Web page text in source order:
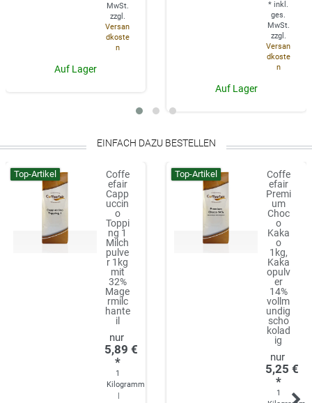
MwSt.
zzgl.
Versan
dkoste
n
Auf Lager
* inkl.
ges.
MwSt.
zzgl.
Versan
dkoste
n
Auf Lager
EINFACH DAZU BESTELLEN
Top-Artikel
Coffe
efair
Capp
uccin
o
Toppi
ng 1
Milch
pulve
r 1kg
mit
32%
Mage
rmilc
hante
il
5,89 €
*
1
Kilogramm
Top-Artikel
Coffe
efair
Premi
um
Choc
o
Kaka
o
1kg,
Kaka
opulv
er
14%
vollm
undig
scho
kolad
ig
5,25 €
*
1